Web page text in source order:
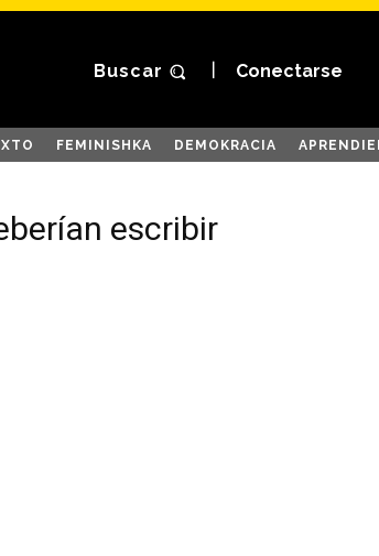
Buscar Conectarse
FEMINISHKA DEMOKRACIA
escribir